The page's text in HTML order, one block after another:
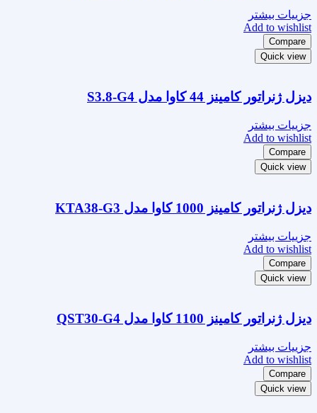
جزییات بیشتر
Add to wishlist
Compare
Quick view
دیزل ژنراتور کامینز 44 کاوا مدل S3.8-G4
جزییات بیشتر
Add to wishlist
Compare
Quick view
دیزل ژنراتور کامینز 1000 کاوا مدل KTA38-G3
جزییات بیشتر
Add to wishlist
Compare
Quick view
دیزل ژنراتور کامینز 1100 کاوا مدل QST30-G4
جزییات بیشتر
Add to wishlist
Compare
Quick view